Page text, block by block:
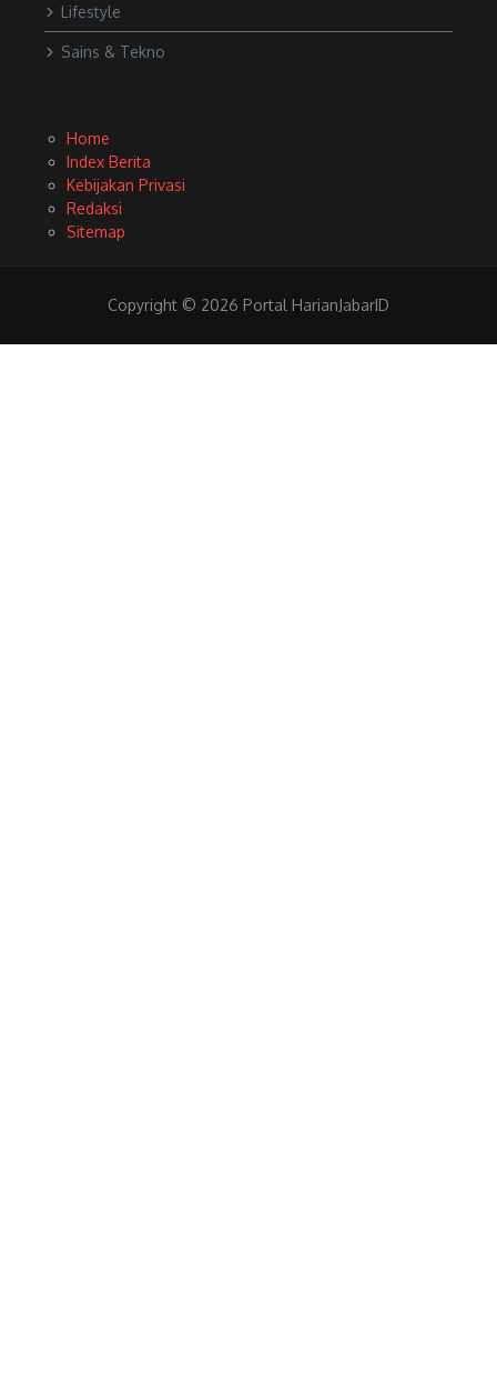
Lifestyle
Sains & Tekno
Home
Index Berita
Kebijakan Privasi
Redaksi
Sitemap